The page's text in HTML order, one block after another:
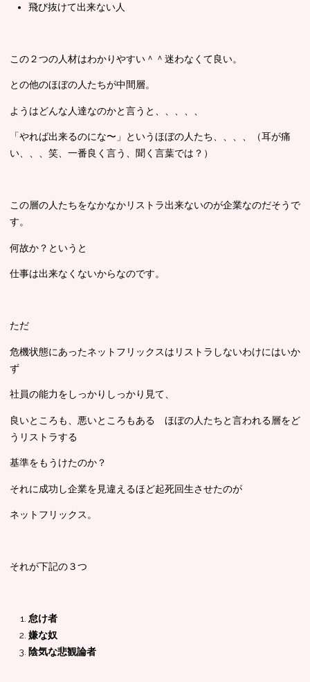
飛び抜けて出来ない人
この２つの人材はわかりやすい＾＾迷わなくて良い。
との他のほぼの人たちが中間層。
ようはどんな人達なのかと言うと、、、、、
「やれば出来るのにな〜」というほぼの人たち、、、、（耳が痛
い、、、笑、一番良く言う、聞く言葉では？）
この層の人たちをなかなかリストラ出来ないのが企業なのだそうで
す。
何故か？というと
仕事は出来なくないからなのです。
ただ
危機状態にあったネットフリックスはリストラしないわけにはいか
ず
社員の能力をしっかりしっかり見て、
良いところも、悪いところもある ほぼの人たちと言われる層をど
うリストラする
基準をもうけたのか？
それに成功し企業を見違えるほど起死回生させたのが
ネットフリックス。
それが下記の３つ
怠け者
嫌な奴
陰気な悲観論者